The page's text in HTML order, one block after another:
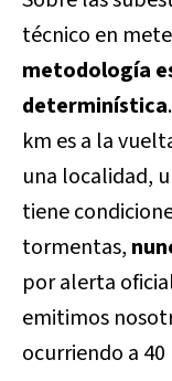
técnico en
metodología
determinística
km es a la
una localidad,
tiene
tormentas,
por alerta
emitimos
ocurriendo a